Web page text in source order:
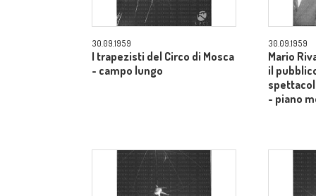
30.09.1959
I trapezisti del Circo di Mosca
- campo lungo
30.09.1959
Mario
il
- piano